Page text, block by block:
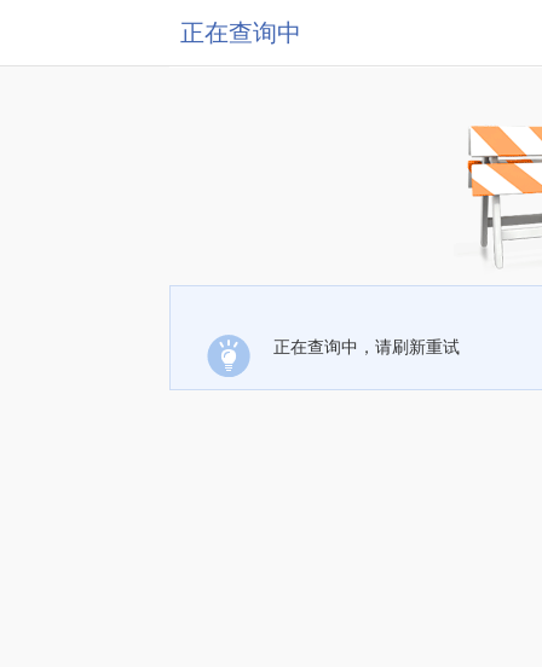
正在查询中
正在查询中，请刷新重试